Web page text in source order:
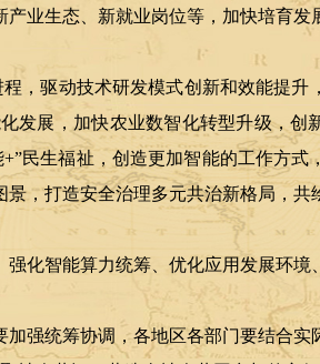
业生态、新就业岗位等，加快培育发
，驱动技术研发模式创新和效能提升
发展，加快农业数智化转型升级，创
民生福祉，创造更加智能的工作方式
，打造安全治理多元共治新格局，共
化智能算力统筹、优化应用发展环境
强统筹协调，各地区各部门要结合实